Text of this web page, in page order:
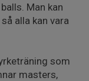
Man kan
alla kan vara
som
masters,